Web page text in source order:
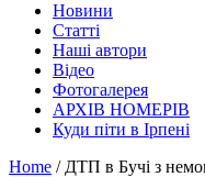
Новини
Статті
Наші автори
Відео
Фотогалерея
АРХІВ НОМЕРІВ
Куди піти в Ірпені
Home / ДТП в Бучі з